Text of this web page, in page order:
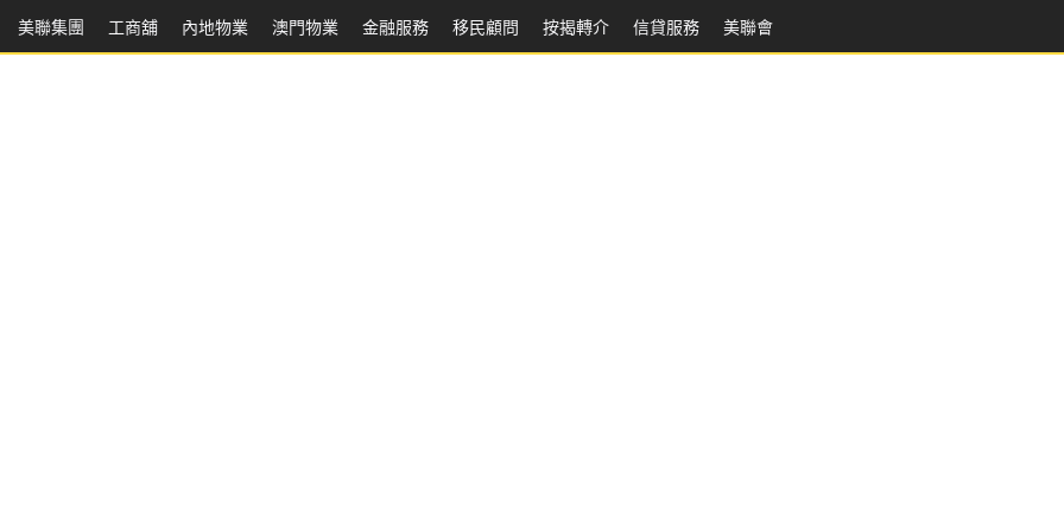
美聯集團 工商舖 內地物業 澳門物業 金融服務 移民顧問 按揭轉介 信貸服務 美聯會